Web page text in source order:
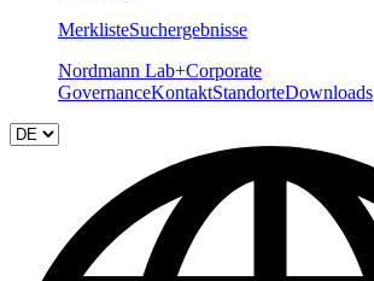
MerklisteSuchergebnisse
Nordmann Lab+Corporate
GovernanceKontaktStandorteDownloads